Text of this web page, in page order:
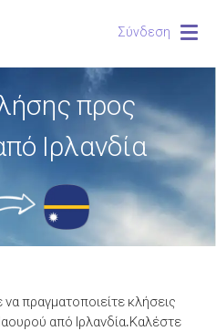
Σύνδεση
προς
Ιρλανδία
πραγματοποιείτε κλήσεις
από Ιρλανδία.Καλέστε